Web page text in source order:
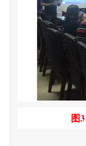
图3